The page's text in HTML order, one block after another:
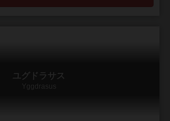
ユグドラサス
Yggdrasus